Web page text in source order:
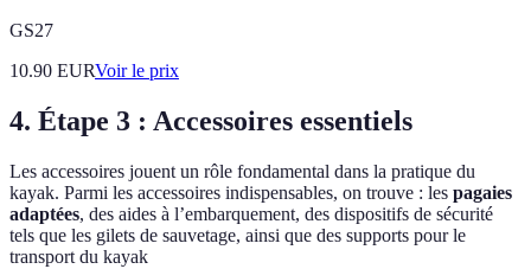
GS27
10.90 EURVoir le prix
4. Étape 3 : Accessoires essentiels
Les accessoires jouent un rôle fondamental dans la pratique du
kayak. Parmi les accessoires indispensables, on trouve : les pagaies
adaptées, des aides à l’embarquement, des dispositifs de sécurité
tels que les gilets de sauvetage, ainsi que des supports pour le
transport du kayak